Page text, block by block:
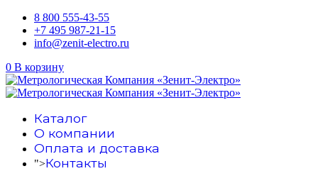
8 800 555-43-55
+7 495 987-21-15
info@zenit-electro.ru
0 В корзину
Каталог
О компании
Оплата и доставка
">Контакты